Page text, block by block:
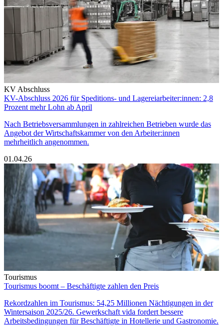
KV Abschluss
KV-Abschluss 2026 für Speditions- und Lagereiarbeiter:innen: 2,8
Prozent mehr Lohn ab April
Nach Betriebsversammlungen in zahlreichen Betrieben wurde das
Angebot der Wirtschaftskammer von den Arbeiter:innen
mehrheitlich angenommen.
01.04.26
Tourismus
Tourismus boomt – Beschäftigte zahlen den Preis
Rekordzahlen im Tourismus: 54,25 Millionen Nächtigungen in der
Wintersaison 2025/26. Gewerkschaft vida fordert bessere
Arbeitsbedingungen für Beschäftigte in Hotellerie und Gastronomie.